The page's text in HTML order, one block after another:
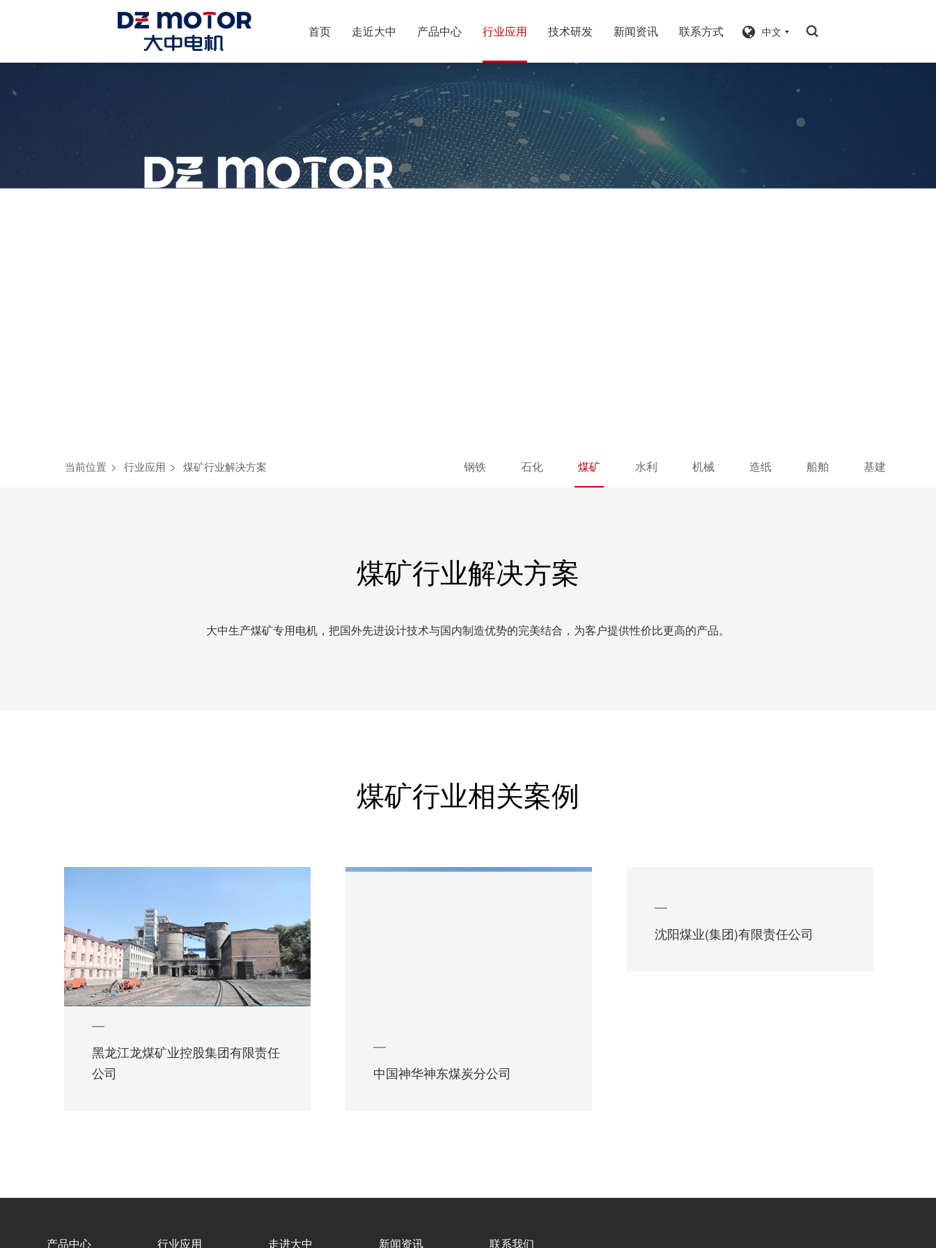
首页 走近大中 产品中心 行业应用 技术研发 新闻资讯 联系方式 中文
当前位置 > 行业应用 > 煤矿行业解决方案 钢铁 石化 煤矿 水利 机械 造纸 船舶 基建
煤矿行业解决方案
大中生产煤矿专用电机，把国外先进设计技术与国内制造优势的完美结合，为客户提供性价比更高的产品。
煤矿行业相关案例
黑龙江龙煤矿业控股集团有限责任
公司
中国神华神东煤炭分公司
沈阳煤业(集团)有限责任公司
产品中心 行业应用 走进大中 新闻资讯 联系我们